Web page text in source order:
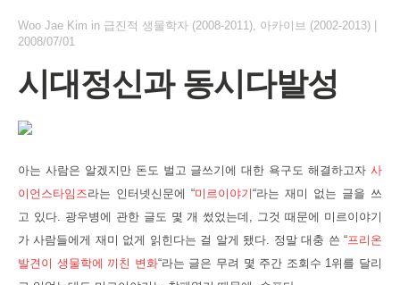
Woo Jae Kim in 급진적 생물학자 (2008-2011), 아카이브 (2002-2013)
2008/07/01
시대정신과 동시다발성
아는 사람은 알겠지만 돈도 벌고 글쓰기에 대한 욕구도 해결하고자 사
이언스타임즈라는 인터넷신문에 “미르이야기“라는 재미 없는 글을 쓰
고 있다. 광우병에 관한 글도 몇 개 썼었는데, 그것 때문에 미르이야기
가 사람들에게 재미 없게 읽힌다는 걸 알게 됐다. 정말 대충 쓴 “프리온
발견이 생물학에 끼친 변화“라는 글은 무려 몇 주간 조회수 1위를 달리